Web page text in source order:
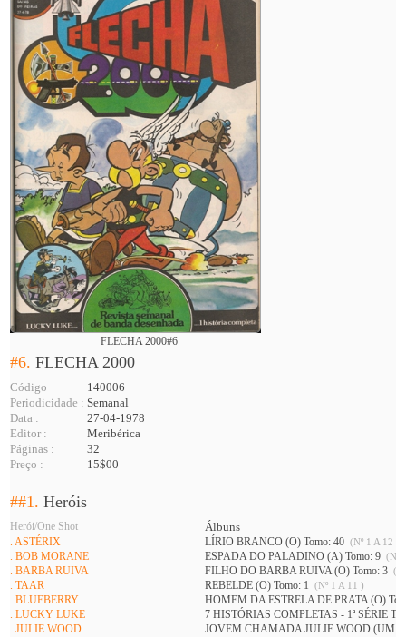
FLECHA 2000#6
#6.FLECHA 2000
Código
140006
Periodicidade : Semanal
Data :
27-04-1978
Editor :
Meribérica
Páginas :
32
Preço :
15$00
##1.Heróis
Herói/One Shot Álbuns
. ASTÉRIX LÍRIO BRANCO (O) Tomo: 40 (Nº 1 A 12 )
. BOB MORANE ESPADA DO PALADINO (A) Tomo: 9 (Nº
. BARBA RUIVA FILHO DO BARBA RUIVA (O) Tomo: 3
. TAAR REBELDE (O) Tomo: 1 (Nº 1 A 11 )
. BLUEBERRY
HOMEM DA ESTRELA DE PRATA (O)
. LUCKY LUKE
7 HISTÓRIAS COMPLETAS - 1ª SÉRIE
. JULIE WOOD
JOVEM CHAMADA JULIE WOOD